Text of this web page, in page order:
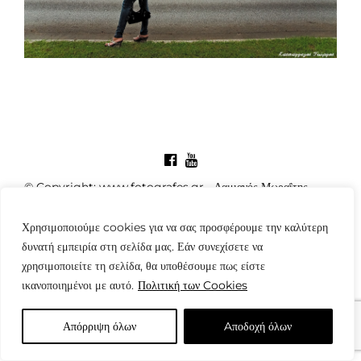
Χρησιμοποιούμε cookies για να σας προσφέρουμε την καλύτερη
δυνατή εμπειρία στη σελίδα μας. Εάν συνεχίσετε να
χρησιμοποιείτε τη σελίδα, θα υποθέσουμε πως είστε
ικανοποιημένοι με αυτό. Πολιτική των Cookies
Απόρριψη όλων Aποδοχή όλων
© Copyright: www.fotografes.gr - Δαμιανός Μωραΐτης